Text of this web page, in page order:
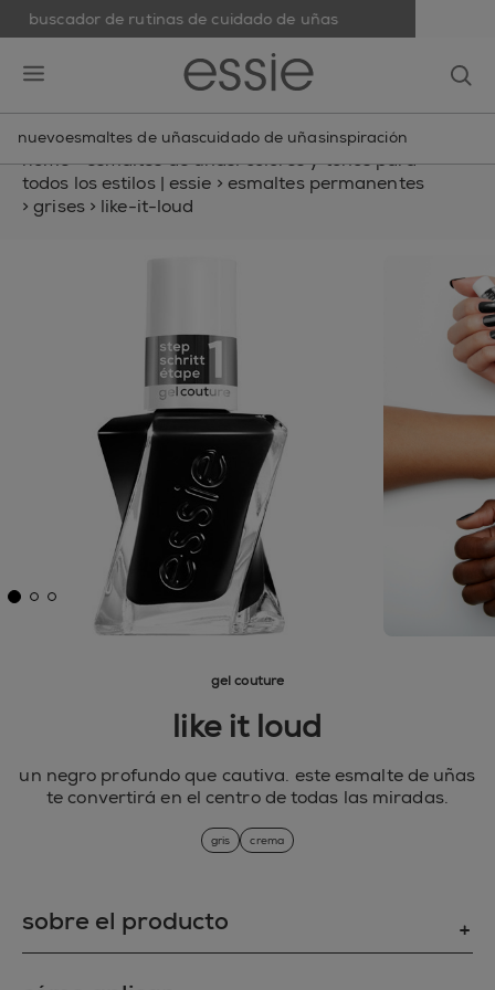
buscador de rutinas de cuidado de uñas
nuevoesmaltes de uñascuidado de uñasinspiración
home>esmaltes de uñas: colores y tonos para
todos los estilos | essie > esmaltes permanentes
> grises > like-it-loud
gel couture
like it loud
un negro profundo que cautiva. este esmalte de uñas
te convertirá en el centro de todas las miradas.
gris crema
sobre el producto